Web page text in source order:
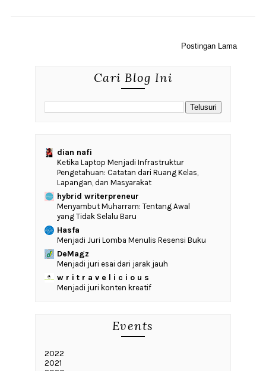
Postingan Lama
Cari Blog Ini
dian nafi
Ketika Laptop Menjadi Infrastruktur
Pengetahuan: Catatan dari Ruang Kelas,
Lapangan, dan Masyarakat
hybrid writerpreneur
Menyambut Muharram: Tentang Awal
yang Tidak Selalu Baru
Hasfa
Menjadi Juri Lomba Menulis Resensi Buku
DeMagz
Menjadi juri esai dari jarak jauh
w r i t r a v e l i c i o u s
Menjadi juri konten kreatif
Events
2022
2021